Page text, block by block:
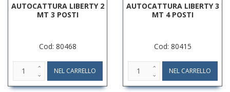
AUTOCATTURA LIBERTY 2
MT 3 POSTI
Cod: 80468
AUTOCATTURA LIBERTY 3
MT 4 POSTI
Cod: 80415